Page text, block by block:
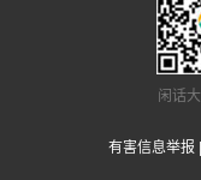
闲话
有害信息举报